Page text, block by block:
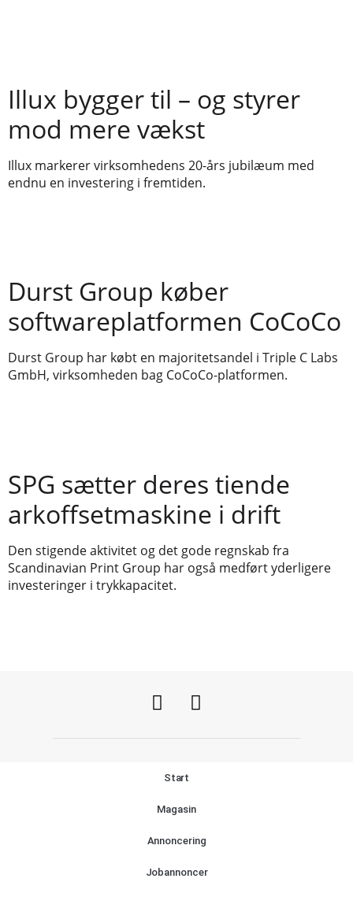
Illux bygger til – og styrer
mod mere vækst
Illux markerer virksomhedens 20-års jubilæum med
endnu en investering i fremtiden.
Durst Group køber
softwareplatformen CoCoCo
Durst Group har købt en majoritetsandel i Triple C Labs
GmbH, virksomheden bag CoCoCo-platformen.
SPG sætter deres tiende
arkoffsetmaskine i drift
Den stigende aktivitet og det gode regnskab fra
Scandinavian Print Group har også medført yderligere
investeringer i trykkapacitet.
Start
Magasin
Annoncering
Jobannoncer